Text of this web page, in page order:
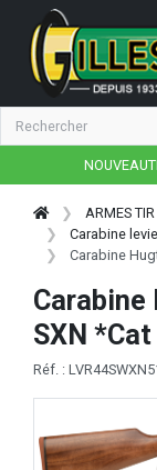
ARMES
Carabine
Carabine
Carabine
SXN
Réf. :